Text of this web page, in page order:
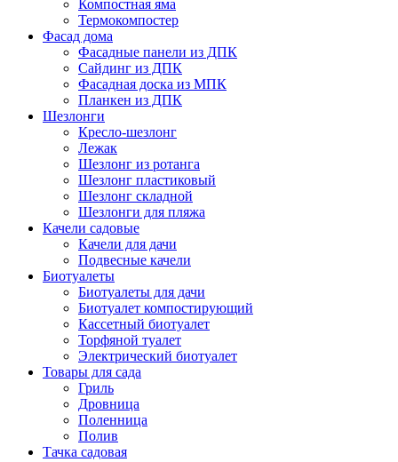
Компостная яма
Термокомпостер
Фасад дома
Фасадные панели из ДПК
Сайдинг из ДПК
Фасадная доска из МПК
Планкен из ДПК
Шезлонги
Кресло-шезлонг
Лежак
Шезлонг из ротанга
Шезлонг пластиковый
Шезлонг складной
Шезлонги для пляжа
Качели садовые
Качели для дачи
Подвесные качели
Биотуалеты
Биотуалеты для дачи
Биотуалет компостирующий
Кассетный биотуалет
Торфяной туалет
Электрический биотуалет
Товары для сада
Гриль
Дровница
Поленница
Полив
Тачка садовая